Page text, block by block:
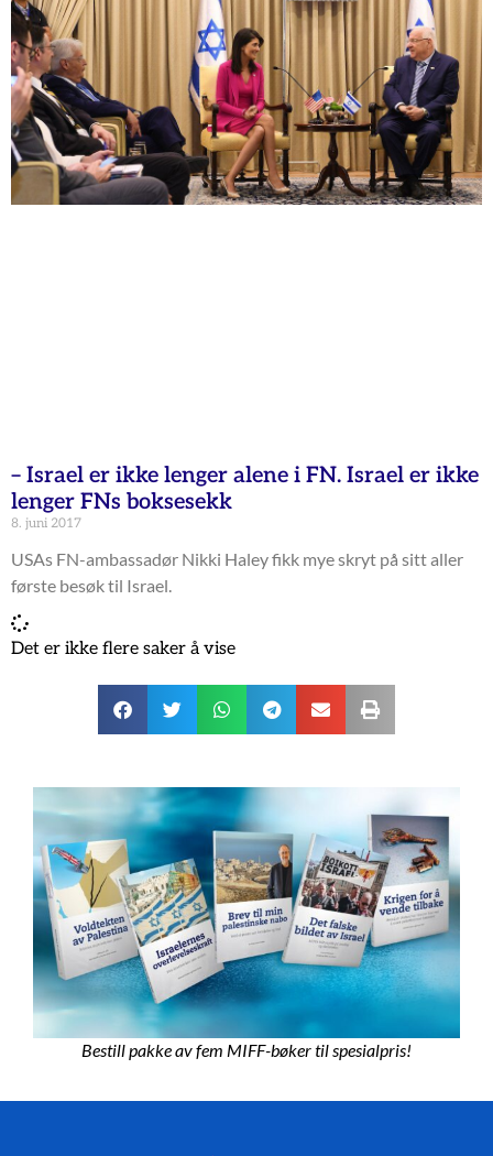
– Israel er ikke lenger alene i FN. Israel er ikke
lenger FNs boksesekk
8. juni 2017
USAs FN-ambassadør Nikki Haley fikk mye skryt på sitt aller
første besøk til Israel.
Det er ikke flere saker å vise
Bestill pakke av fem MIFF-bøker til spesialpris!